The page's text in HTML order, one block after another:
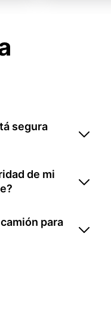
segura
de mi
para